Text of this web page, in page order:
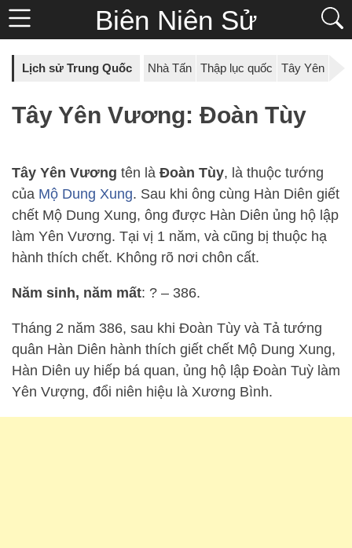
Biên Niên Sử
Lịch sử Trung Quốc Nhà Tấn Thập lục quốc Tây Yên
Tây Yên Vương: Đoàn Tùy
Tây Yên Vương tên là Đoàn Tùy, là thuộc tướng
của Mộ Dung Xung. Sau khi ông cùng Hàn Diên giết
chết Mộ Dung Xung, ông được Hàn Diên ủng hộ lập
làm Yên Vương. Tại vị 1 năm, và cũng bị thuộc hạ
hành thích chết. Không rõ nơi chôn cất.
Năm sinh, năm mất: ? – 386.
Tháng 2 năm 386, sau khi Đoàn Tùy và Tả tướng
quân Hàn Diên hành thích giết chết Mộ Dung Xung,
Hàn Diên uy hiếp bá quan, ủng hộ lập Đoàn Tuỳ làm
Yên Vượng, đổi niên hiệu là Xương Bình.